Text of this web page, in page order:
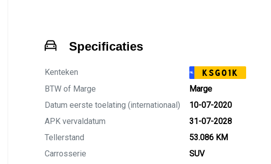
Specificaties
Kenteken NL KSG01K
BTW of Marge
Marge
Datum eerste toelating (internationaal)
10-07-2020
APK vervaldatum
31-07-2028
Tellerstand
53.086 KM
Carrosserie
SUV